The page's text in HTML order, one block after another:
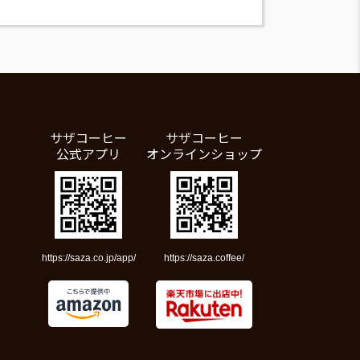
サザコーヒー
公式アプリ
https://saza.co.jp/app/
サザコーヒー
オンラインショップ
https://saza.coffee/